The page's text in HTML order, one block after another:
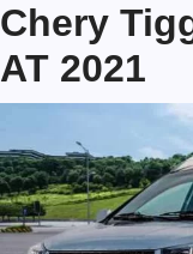
Chery
AT 2021